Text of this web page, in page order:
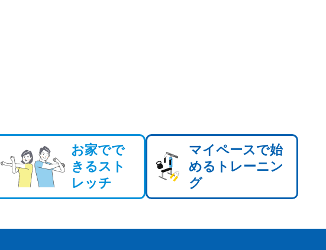
お家でで
きるスト
レッチ
マイペースで始
めるトレーニン
グ